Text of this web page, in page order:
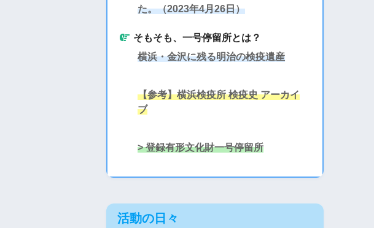
た。（2023年4月26日）
そもそも、一号停留所とは？
横浜・金沢に残る明治の検疫遺産
【参考】横浜検疫所 検疫史 アーカイ
ブ
> 登録有形文化財一号停留所
活動の日々